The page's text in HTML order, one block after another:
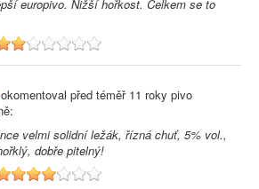
europivo. Nižší hořkost. Celkem se to
5
okomentoval před téměř 11 roky pivo
velmi solidní ležák, řízná chuť, 5% vol.,
dobře pitelný!
7